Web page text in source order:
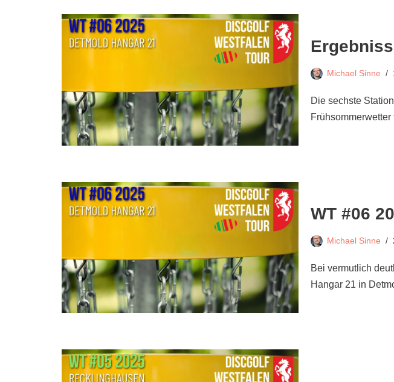
Michael Sinne
Die sechste
WT #06
Michael Sinne
Bei vermutlich
Hangar 21 in